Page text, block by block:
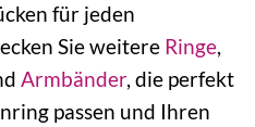
für jeden
Sie weitere Ringe,
Armbänder, die perfekt
passen und Ihren